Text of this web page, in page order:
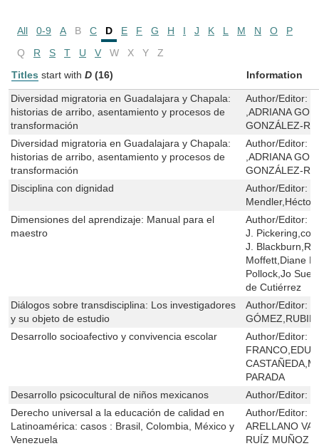
All 0-9 A B C D E F G H I J K L M N O
P
Q
R S T U V W X Y
Z
Titles start with D (16) Information
Diversidad migratoria en Guadalajara y Chapala:
historias de arribo, asentamiento y procesos de
transformación
Author/Editor:
,ADRIANA
GONZÁLEZ-
Diversidad migratoria en Guadalajara y Chapala:
historias de arribo, asentamiento y procesos de
transformación
Author/Editor:
,ADRIANA
GONZÁLEZ-
Disciplina con dignidad
Author/Editor:
Mendler,Héctor
Dimensiones del aprendizaje: Manual para el
maestro
Author/Editor:
J.
J.
Moffett,Diane
Pollock,Jo Sue
de Cutiérrez
Diálogos sobre transdisciplina: Los investigadores
y su objeto de estudio
Author/Editor:
Desarrollo socioafectivo y convivencia escolar
Author/Editor:
PARADA
Desarrollo psicocultural de niños mexicanos
Author/Editor:
Derecho universal a la educación de calidad en
Latinoamérica: casos : Brasil, Colombia, México y
Venezuela
Author/Editor:
ARELLANO
RUÍZ MUÑOZ